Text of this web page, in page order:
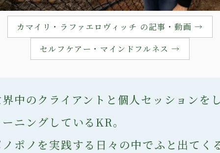
カマイリ・ラファエロヴィッチ の記事・動画 →
セルフケアー・マインドフルネス →
中のクライアントと個人セッションを
ニングしているKR。
ポノを実践する日々の中でふと出てく